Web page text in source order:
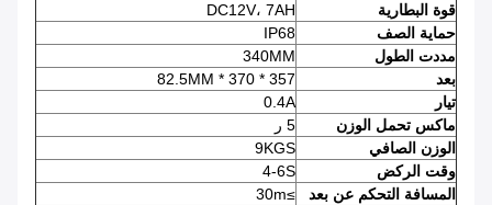
قوة البطارية
DC12V، 7AH
حماية الصف
IP68
مددت الطول
340MM
بعد
357 * 370 * 82.5MM
تيار
0.4A
ماكس تحمل الوزن
5 ر
الوزن الصافي
9KGS
وقت الركض
4-6S
المسافة التحكم عن بعد
≥30m